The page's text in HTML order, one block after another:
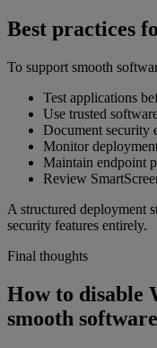
Best practices
To support smooth
Test applications
Use trusted
Document security
Monitor
Maintain endpoint
Review
A structured deployment
security features entirely.
Final thoughts
How to disable
smooth